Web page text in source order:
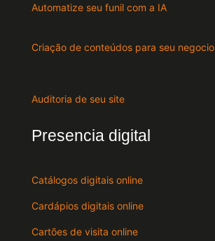
Automatize seu funil com a IA
Criação de conteúdos para seu negocio
Auditoria de seu site
Presencia digital
Catálogos digitais online
Cardápios digitais online
Cartões de visita online